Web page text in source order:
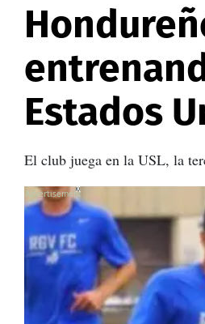
Estados
El club juega en la USL, la
X